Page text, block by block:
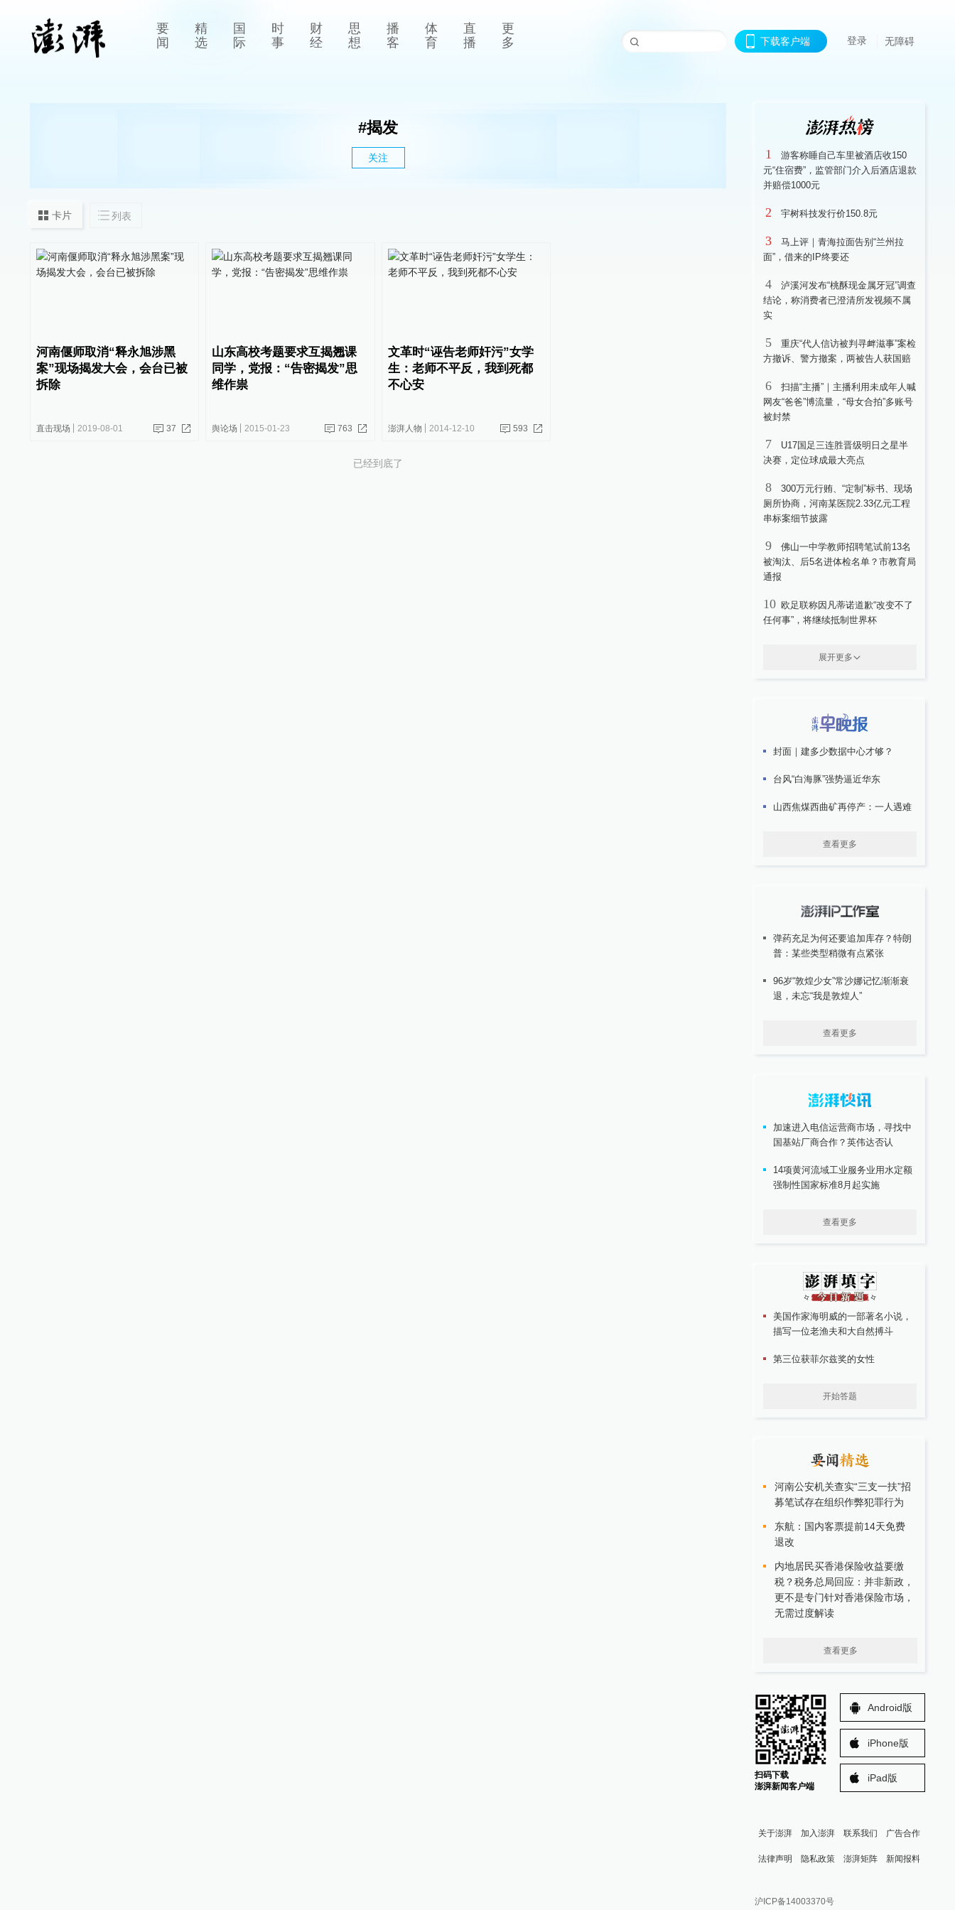
要
闻
精
选
国
际
时
事
财
经
思
想
播
客
体
育
直
播
更
多
下载客户端 登录 无障碍
#揭发
关注
卡片 列表
河南偃师取消“释永旭涉黑
案”现场揭发大会，会台已被
拆除
直击现场 2019-08-01 37
山东高校考题要求互揭翘课
同学，党报：“告密揭发”思
维作祟
舆论场 2015-01-23 763
文革时“诬告老师奸污”女学
生：老师不平反，我到死都
不心安
澎湃人物 2014-12-10 593
已经到底了
1
游客称睡自己车里被酒店收150
元“住宿费”，监管部门介入后酒店退款
并赔偿1000元
2 宇树科技发行价150.8元
3
马上评｜青海拉面告别“兰州拉
面”，借来的IP终要还
4
泸溪河发布“桃酥现金属牙冠”调查
结论，称消费者已澄清所发视频不属
实
5
重庆“代人信访被判寻衅滋事”案检
方撤诉、警方撤案，两被告人获国赔
6
扫描“主播”｜主播利用未成年人喊
网友“爸爸”博流量，“母女合拍”多账号
被封禁
7
U17国足三连胜晋级明日之星半
决赛，定位球成最大亮点
8
300万元行贿、“定制”标书、现场
厕所协商，河南某医院2.33亿元工程
串标案细节披露
9
佛山一中学教师招聘笔试前13名
被淘汰、后5名进体检名单？市教育局
通报
10 欧足联称因凡蒂诺道歉“改变不了
任何事”，将继续抵制世界杯
展开更多
封面｜建多少数据中心才够？
台风“白海豚”强势逼近华东
山西焦煤西曲矿再停产：一人遇难
查看更多
弹药充足为何还要追加库存？特朗
普：某些类型稍微有点紧张
96岁“敦煌少女”常沙娜记忆渐渐衰
退，未忘“我是敦煌人”
查看更多
加速进入电信运营商市场，寻找中
国基站厂商合作？英伟达否认
14项黄河流域工业服务业用水定额
强制性国家标准8月起实施
查看更多
美国作家海明威的一部著名小说，
描写一位老渔夫和大自然搏斗
第三位获菲尔兹奖的女性
开始答题
河南公安机关查实“三支一扶”招
募笔试存在组织作弊犯罪行为
东航：国内客票提前14天免费
退改
内地居民买香港保险收益要缴
税？税务总局回应：并非新政，
更不是专门针对香港保险市场，
无需过度解读
查看更多
扫码下载
澎湃新闻客户端
Android版
iPhone版
iPad版
关于澎湃 加入澎湃 联系我们 广告合作
法律声明 隐私政策 澎湃矩阵
澎湃新闻公众号
新闻报料
报料邮箱: news@thepaper.cn
沪ICP备14003370号